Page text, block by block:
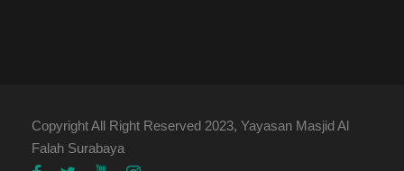
Copyright All Right Reserved 2023, Yayasan Masjid Al
Falah Surabaya